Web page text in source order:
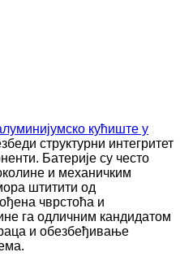
кућиште у
структурни интегритет
Батерије су често
и механичким
штитити од
чврстоћа и
га одличним кандидатом
и обезбеђивање